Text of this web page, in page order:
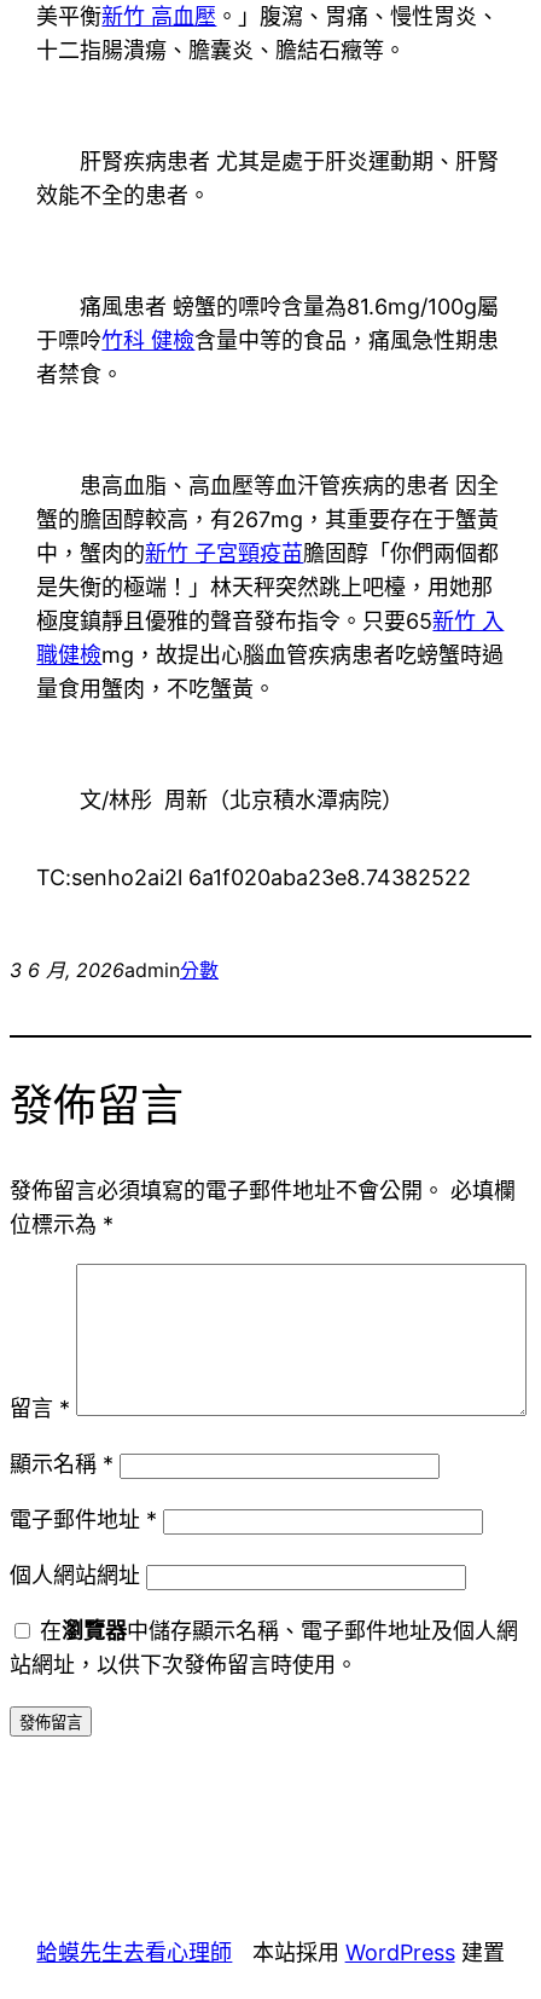
美平衡新竹 高血壓 。」腹瀉、胃痛、慢性胃炎、
十二指腸潰瘍、膽囊炎、膽結石癥等。
肝腎疾病患者 尤其是處于肝炎運動期、肝腎
效能不全的患者。
痛風患者 螃蟹的嘌呤含量為81.6mg/100g屬
于嘌呤竹科 健檢含量中等的食品，痛風急性期患
者禁食。
患高血脂、高血壓等血汗管疾病的患者 因全
蟹的膽固醇較高，有267mg，其重要存在于蟹黃
中，蟹肉的新竹 子宮頸疫苗膽固醇「你們兩個都
是失衡的極端！」林天秤突然跳上吧檯，用她那
極度鎮靜且優雅的聲音發布指令。只要65新竹 入
職健檢mg，故提出心腦血管疾病患者吃螃蟹時過
量食用蟹肉，不吃蟹黃。
文/林彤 周新（北京積水潭病院）
TC:senho2ai2l 6a1f020aba23e8.74382522
3 6 月, 2026admin分數
發佈留言
發佈留言必須填寫的電子郵件地址不會公開。 必填欄
位標示為 *
留言 *
顯示名稱 *
電子郵件地址 *
個人網站網址
在瀏覽器中儲存顯示名稱、電子郵件地址及個人網
站網址，以供下次發佈留言時使用。
蛤蟆先生去看心理師 本站採用 WordPress建置